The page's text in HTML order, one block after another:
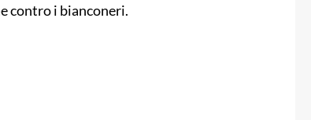
contro i bianconeri.